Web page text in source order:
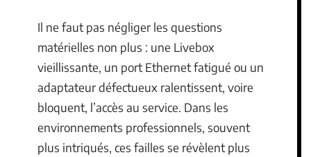
Il ne faut pas négliger les questions
matérielles non plus : une Livebox
vieillissante, un port Ethernet fatigué ou un
adaptateur défectueux ralentissent, voire
bloquent, l’accès au service. Dans les
environnements professionnels, souvent
plus intriqués, ces failles se révèlent plus